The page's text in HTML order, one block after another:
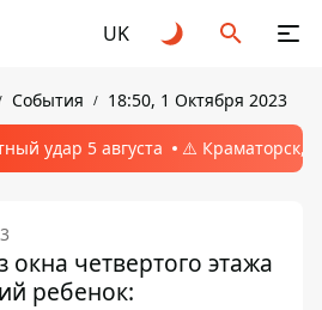
UK
События 18:50, 1 Октября 2023
удар 5 августа ⚠️ Краматорск,
четвертого этажа
ребенок: